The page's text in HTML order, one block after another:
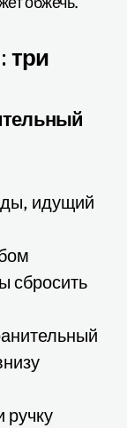
три
идущий
сбросить
ручку